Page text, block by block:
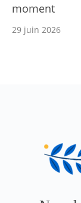
moment
29 juin 2026